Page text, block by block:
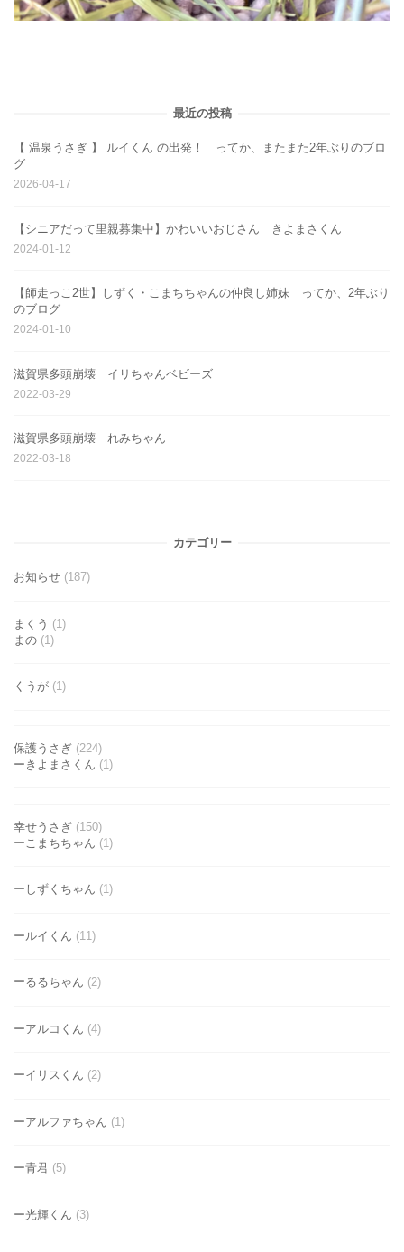
最近の投稿
【 温泉うさぎ 】 ルイくん の出発！ ってか、またまた2年ぶりのブロ
グ
2026-04-17
【シニアだって里親募集中】かわいいおじさん きよまさくん
2024-01-12
【師走っこ2世】しずく・こまちちゃんの仲良し姉妹 ってか、2年ぶり
のブログ
2024-01-10
滋賀県多頭崩壊 イリちゃんベビーズ
2022-03-29
滋賀県多頭崩壊 れみちゃん
2022-03-18
カテゴリー
お知らせ (187)
まくう (1)
まの (1)
くうが (1)
保護うさぎ (224)
ーきよまさくん (1)
幸せうさぎ (150)
ーこまちちゃん (1)
ーしずくちゃん (1)
ールイくん (11)
ーるるちゃん (2)
ーアルコくん (4)
ーイリスくん (2)
ーアルファちゃん (1)
ー青君 (5)
ー光輝くん (3)